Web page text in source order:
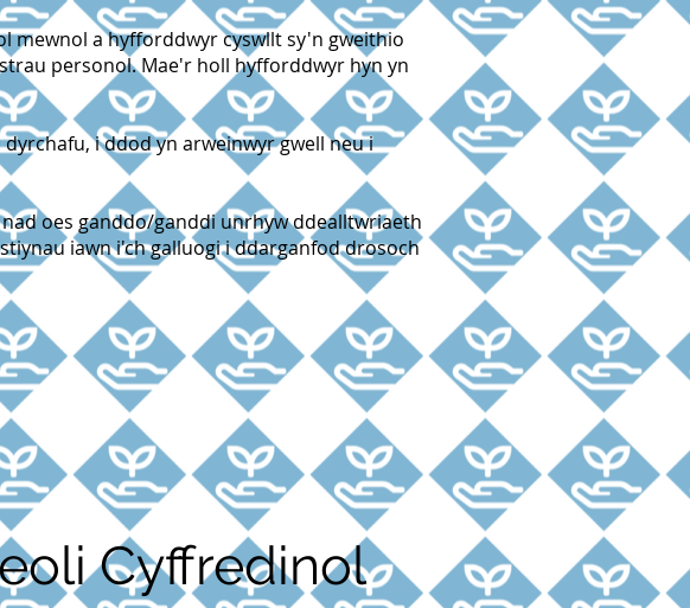
mewnol a hyfforddwyr cyswllt sy'n gweithio
personol. Mae'r holl hyfforddwyr hyn yn
i ddod yn arweinwyr gwell neu i
oes ganddo/ganddi unrhyw ddealltwriaeth
iawn i'ch galluogi i ddarganfod drosoch
Cyffredinol